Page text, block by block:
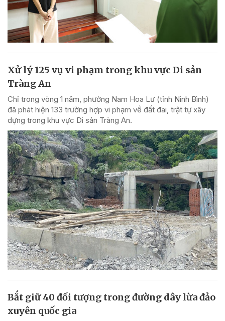
Xử lý 125 vụ vi phạm trong khu vực Di sản
Tràng An
Chỉ trong vòng 1 năm, phường Nam Hoa Lư (tỉnh Ninh Bình)
đã phát hiện 133 trường hợp vi phạm về đất đai, trật tự xây
dựng trong khu vực Di sản Tràng An.
Bắt giữ 40 đối tượng trong đường dây lừa đảo
xuyên quốc gia